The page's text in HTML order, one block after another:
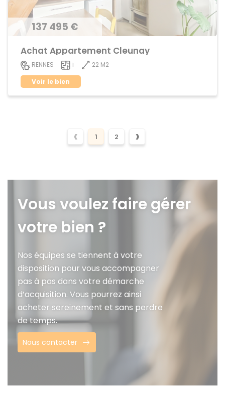
137 495 €
Achat Appartement Cleunay
RENNES 1
22 M2
Voir le bien
‹ 1 2 ›
Vous voulez faire gérer
votre bien ?
Nos équipes se tiennent à votre
disposition pour vous accompagner
pas à pas dans votre démarche
d’acquisition. Vous pourrez ainsi
acheter sereinement et sans perdre
de temps.
Nous contacter